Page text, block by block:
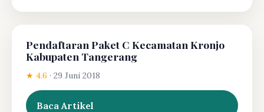
Pendaftaran Paket C Kecamatan Kronjo
Kabupaten Tangerang
★ 4.6 · 29 Juni 2018
Baca Artikel